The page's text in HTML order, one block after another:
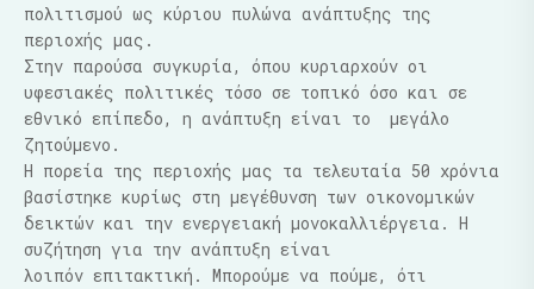
πολιτισμού ως κύριου πυλώνα ανάπτυξης της
περιοχής μας.
Στην παρούσα συγκυρία, όπου κυριαρχούν οι
υφεσιακές πολιτικές τόσο σε τοπικό όσο και σε
εθνικό επίπεδο, η ανάπτυξη είναι το μεγάλο
ζητούμενο.
Η πορεία της περιοχής μας τα τελευταία 50 χρόνια
βασίστηκε κυρίως στη μεγέθυνση των οικονομικών
δεικτών και την ενεργειακή μονοκαλλιέργεια. Η
συζήτηση για την ανάπτυξη είναι
λοιπόν επιτακτική. Μπορούμε να πούμε, ότι